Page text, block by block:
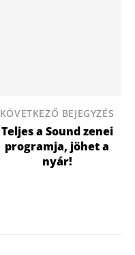
KÖVETKEZŐ BEJEGYZÉS
Teljes a Sound zenei
programja, jöhet a
nyár!